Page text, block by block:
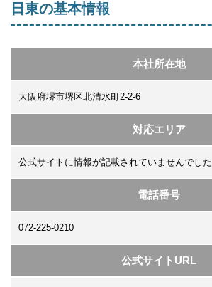
日東の基本情報
本社所在地
大阪府堺市堺区北清水町2-2-6
対応エリア
公式サイトに情報が記載されていませんでした
電話番号
072-225-0210
公式サイトURL